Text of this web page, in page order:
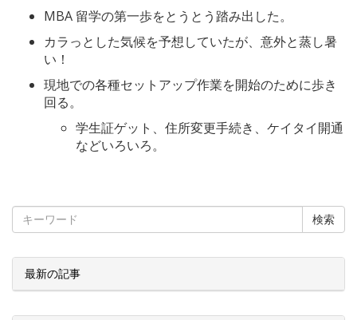
MBA 留学の第一歩をとうとう踏み出した。
カラっとした気候を予想していたが、意外と蒸し暑
い！
現地での各種セットアップ作業を開始のために歩き
回る。
学生証ゲット、住所変更手続き、ケイタイ開通
などいろいろ。
検索
最新の記事